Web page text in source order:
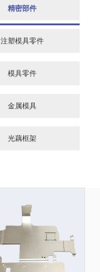
精密部件
注塑模具零件
模具零件
金属模具
光藕框架